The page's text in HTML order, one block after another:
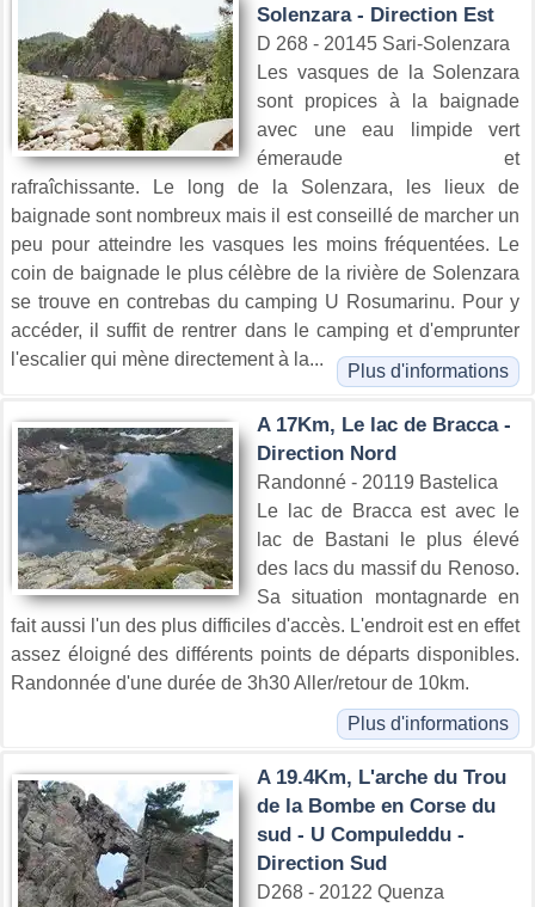
Solenzara - Direction Est
D 268 - 20145 Sari-Solenzara
Les vasques de la Solenzara
sont propices à la baignade
avec une eau limpide vert
émeraude et
rafraîchissante. Le long de la Solenzara, les lieux de
baignade sont nombreux mais il est conseillé de marcher un
peu pour atteindre les vasques les moins fréquentées. Le
coin de baignade le plus célèbre de la rivière de Solenzara
se trouve en contrebas du camping U Rosumarinu. Pour y
accéder, il suffit de rentrer dans le camping et d'emprunter
l'escalier qui mène directement à la...
Plus d'informations
A 17Km, Le lac de Bracca -
Direction Nord
Randonné - 20119 Bastelica
Le lac de Bracca est avec le
lac de Bastani le plus élevé
des lacs du massif du Renoso.
Sa situation montagnarde en
fait aussi l'un des plus difficiles d'accès. L'endroit est en effet
assez éloigné des différents points de départs disponibles.
Randonnée d'une durée de 3h30 Aller/retour de 10km.
Plus d'informations
A 19.4Km, L'arche du Trou
de la Bombe en Corse du
sud - U Compuleddu -
Direction Sud
D268 - 20122 Quenza